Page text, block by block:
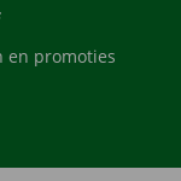
en promoties